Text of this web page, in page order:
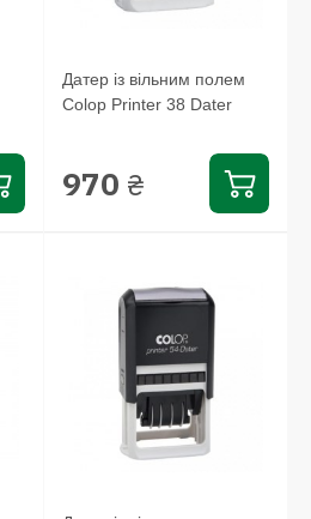
Датер із вільним полем
Colop Printer 38 Dater
970 ₴